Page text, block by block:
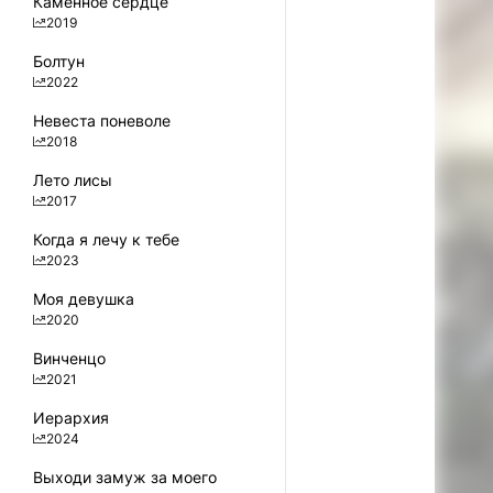
2019
Болтун
2022
Невеста поневоле
2018
Лето лисы
2017
Когда я лечу к тебе
2023
Моя девушка
2020
Винченцо
2021
Иерархия
2024
Выходи замуж за моего